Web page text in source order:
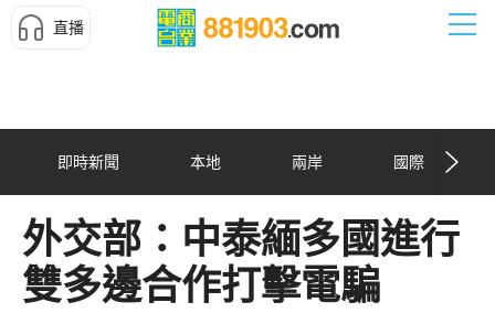
直播
即時新聞 本地 兩岸 國際
外交部：中泰緬多國進行
雙多邊合作打擊電騙